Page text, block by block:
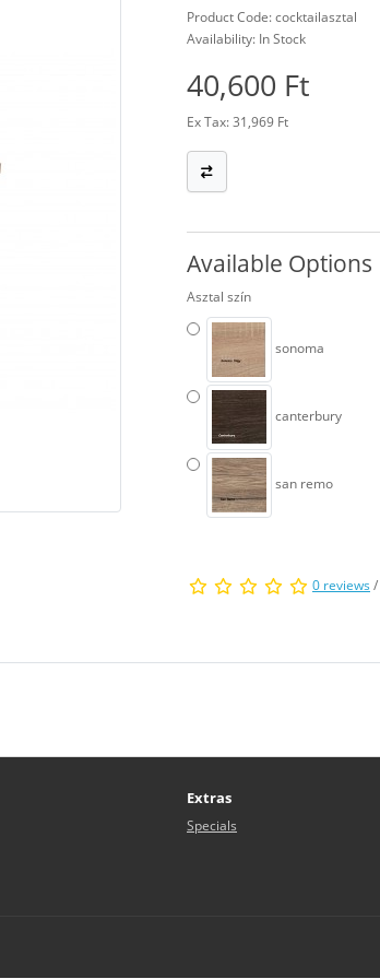
Product Code: cocktailasztal
Availability: In Stock
40,600 Ft
Ex Tax: 31,969 Ft
Available Options
Asztal szín
sonoma
canterbury
san remo
0 reviews/
Extras
Specials